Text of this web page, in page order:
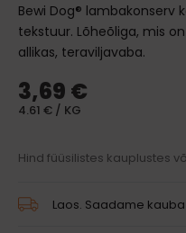
Bewi Dog® lambakonserv
tekstuur. Lõheõliga, mis
allikas, teraviljavaba.
3,69 €
4.61 € / KG
Hind füüsilistes kauplustes
Laos. Saadame